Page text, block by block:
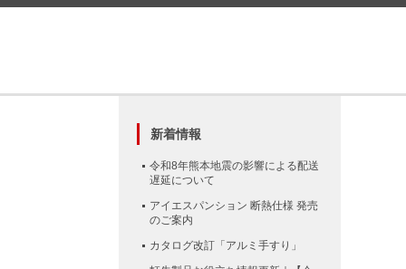
新着情報
令和8年熊本地震の影響による配送
遅延について
アイエスパンション 断熱仕様 発売
のご案内
カタログ改訂「アルミ手すり」